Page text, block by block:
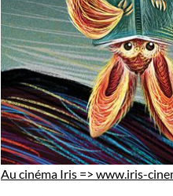
Au cinéma Iris => www.iris-